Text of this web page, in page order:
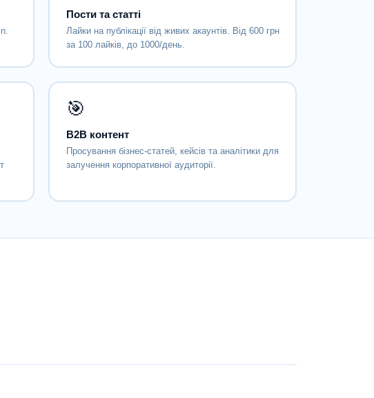
Пости та статті
Лайки на публікації від живих акаунтів. Від 600 грн
за 100 лайків, до 1000/день.
🎯
B2B контент
Просування бізнес-статей, кейсів та аналітики для
залучення корпоративної аудиторії.